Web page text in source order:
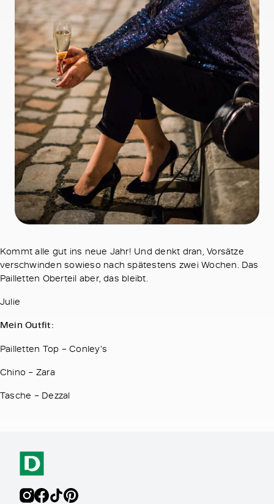
Kommt alle gut ins neue Jahr! Und denkt dran, Vorsätze
verschwinden sowieso nach spätestens zwei Wochen. Das
Pailletten Oberteil aber, das bleibt.
Julie
Mein Outfit:
Pailletten Top – Conley’s
Chino – Zara
Tasche – Dezzal